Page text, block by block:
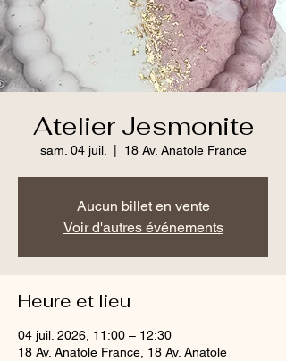
Atelier Jesmonite
sam. 04 juil. 18 Av. Anatole France
Aucun billet en vente
Voir d'autres événements
Heure et lieu
04 juil. 2026, 11:00 – 12:30
18 Av. Anatole France, 18 Av. Anatole